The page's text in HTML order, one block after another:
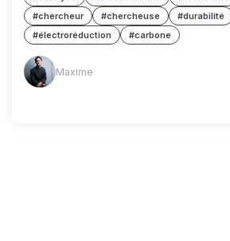
#chercheur
#chercheuse #durabilité
#électroréduction
#carbone
Maxime
(MM) Maxime